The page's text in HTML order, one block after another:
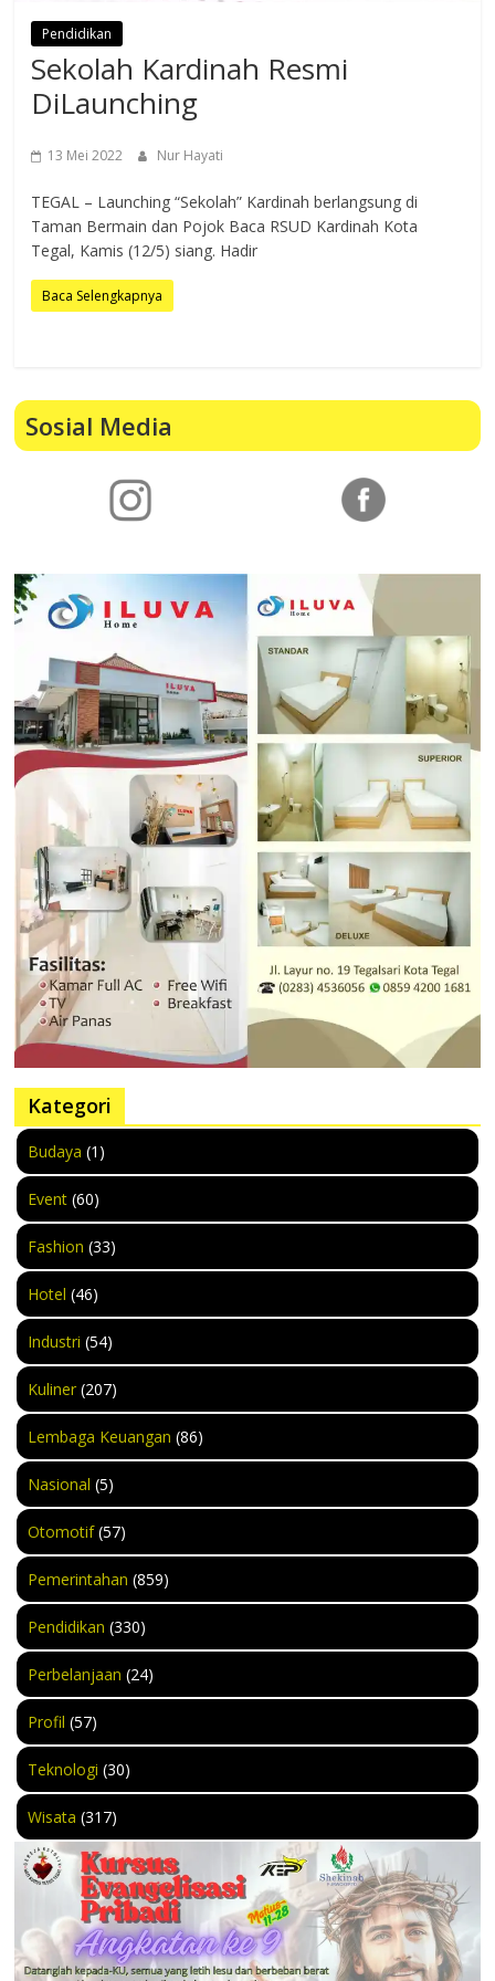
Pendidikan
Sekolah Kardinah Resmi
DiLaunching
13 Mei 2022 Nur Hayati
TEGAL – Launching “Sekolah” Kardinah berlangsung di
Taman Bermain dan Pojok Baca RSUD Kardinah Kota
Tegal, Kamis (12/5) siang. Hadir
Baca Selengkapnya
Sosial Media
Kategori
Budaya (1)
Event (60)
Fashion (33)
Hotel (46)
Industri (54)
Kuliner (207)
Lembaga Keuangan (86)
Nasional (5)
Otomotif(57)
Pemerintahan (859)
Pendidikan (330)
Perbelanjaan (24)
Profil (57)
Teknologi (30)
Wisata (317)